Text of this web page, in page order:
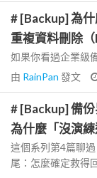
# [Backup] 為
重複資料刪除
如果你看過企業級
由 RainPan 發文
# [Backup] 備
為什麼「沒演
這個系列第4篇聊
尾：怎麼確定救得